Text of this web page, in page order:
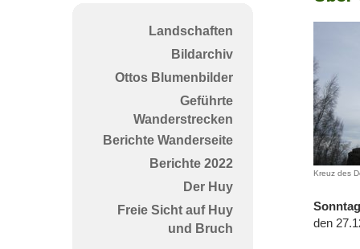
Landschaften
Bildarchiv
Ottos Blumenbilder
Geführte
Wanderstrecken
Berichte Wanderseite
Berichte 2022
Der Huy
Freie Sicht auf Huy
und Bruch
Kreuz des
Sonntag
den